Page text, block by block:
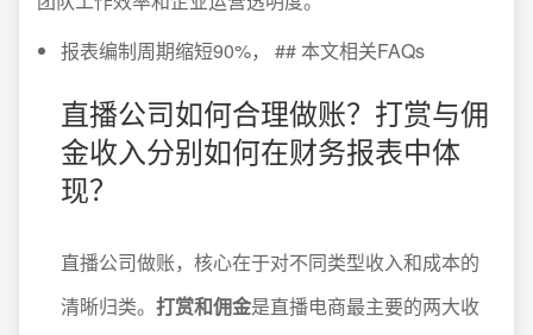
报表编制周期缩短90%， ## 本文相关FAQs
直播公司如何合理做账？打赏与佣
金收入分别如何在财务报表中体
现？
直播公司做账，核心在于对不同类型收入和成本的
清晰归类。 打赏和佣金是直播电商最主要的两大收